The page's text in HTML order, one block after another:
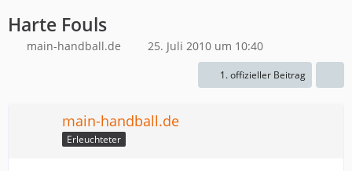
Harte Fouls
main-handball.de 25. Juli 2010 um 10:40
1. offizieller Beitrag
main-handball.de
Erleuchteter